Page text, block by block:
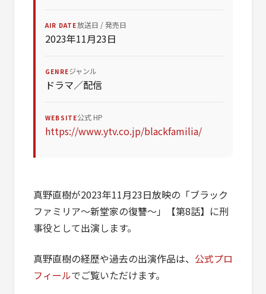
AIR DATE放送日 / 発売日
2023年11月23日
GENREジャンル
ドラマ／配信
WEBSITE公式 HP
https://www.ytv.co.jp/blackfamilia/
真野直樹が2023年11月23日放映の「ブラック
ファミリア〜新堂家の復讐〜」【第8話】に刑
事役として出演します。
真野直樹の経歴や過去の出演作品は、 公式プロ
フィールでご覧いただけます。